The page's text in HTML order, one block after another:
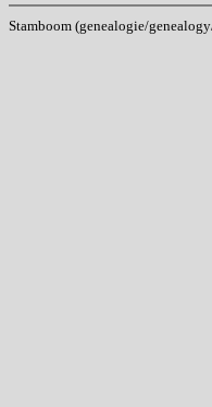
Stamboom (genealogie/